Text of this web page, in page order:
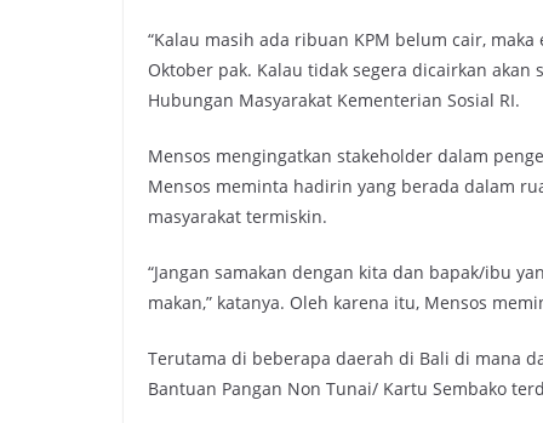
“Kalau masih ada ribuan KPM belum cair,
Oktober pak. Kalau tidak segera dicairkan
Hubungan Masyarakat Kementerian Sosial RI.
Mensos mengingatkan stakeholder dalam
Mensos meminta hadirin yang berada dalam
masyarakat termiskin.
“Jangan samakan dengan kita dan bapak/ibu
makan,” katanya. Oleh karena itu, Mensos
Terutama di beberapa daerah di Bali di mana
Bantuan Pangan Non Tunai/ Kartu Sembako